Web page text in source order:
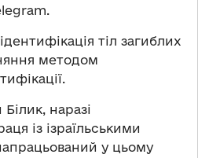
тіл загиблих
методом
наразі
із ізраїльськими
у цьому